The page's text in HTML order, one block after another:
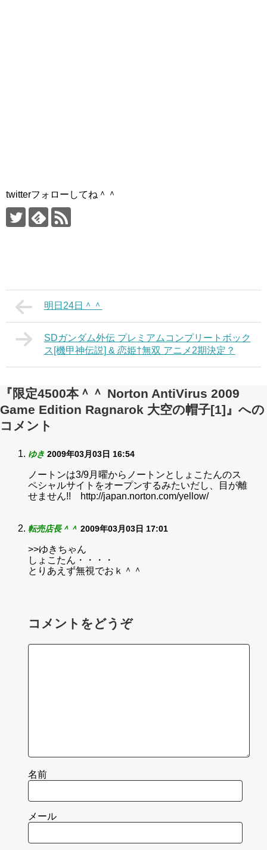
twitterフォローしてね＾＾
明日24日＾＾
SDガンダム外伝 プレミアムコンプリートボック
ス[機甲神伝説] & 恋姫†無双 アニメ2期決定？
『限定4500本＾＾ Norton AntiVirus 2009
Game Edition Ragnarok 大空の帽子[1]』への
コメント
ゆき 2009年03月03日 16:54
ノートンは3/9月曜からノートンとしょこたんのス
ペシャルサイトをオープンするみたいだし、目が離
せません!! http://japan.norton.com/yellow/
転売店長＾＾ 2009年03月03日 17:01
>>ゆきちゃん
しょこたん・・・・
とりあえず無視でおｋ＾＾
コメントをどうぞ
名前
メール